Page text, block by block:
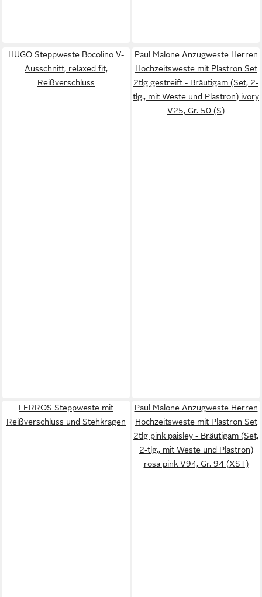
HUGO Steppweste Bocolino V-
Ausschnitt, relaxed fit,
Reißverschluss
Paul Malone Anzugweste Herren
Hochzeitsweste mit Plastron Set
2tlg gestreift - Bräutigam (Set, 2-
tlg., mit Weste und Plastron) ivory
V25, Gr. 50 (S)
LERROS Steppweste mit
Reißverschluss und Stehkragen
Paul Malone Anzugweste Herren
Hochzeitsweste mit Plastron Set
2tlg pink paisley - Bräutigam (Set,
2-tlg., mit Weste und Plastron)
rosa pink V94, Gr. 94 (XST)